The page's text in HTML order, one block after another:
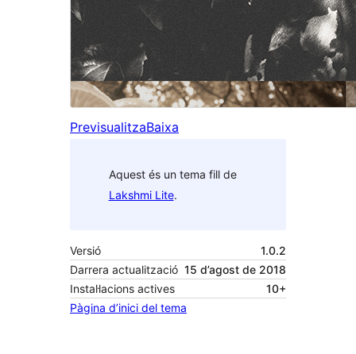
PrevisualitzaBaixa
Aquest és un tema fill de
Lakshmi Lite.
Versió
1.0.2
Darrera actualització 15 d’agost de 2018
Instal·lacions actives
10+
Pàgina d’inici del tema